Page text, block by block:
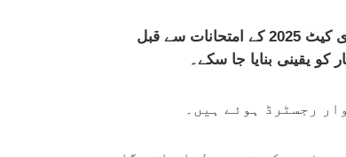
پاکستان میڈیکل اینڈ ڈینٹل کونسل (پی ایم اینڈ ڈی سی) نے ملک بھر کی تمام یونیورسٹیوں کو ہدایت جاری کی ہے کہ ایم ڈی کیٹ 2025 کے امتحانات سے قبل
یقینی بنایا جا سکے۔